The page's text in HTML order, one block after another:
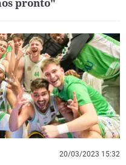
20/03/2023 15:32